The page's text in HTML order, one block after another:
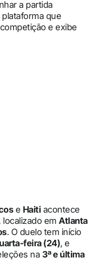
a partida
plataforma que
e exibe
e Haiti acontece
localizado em Atlanta
. O duelo tem início
feira (24), e
na 3ª e última